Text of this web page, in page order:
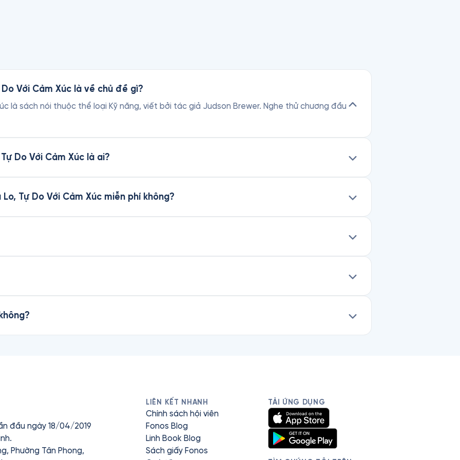
Với Cảm Xúc là về chủ đề gì?
là sách nói thuộc thể loại Kỹ năng, viết bởi tác giả Judson Brewer. Nghe thử chương đầu
Do Với Cảm Xúc là ai?
Tự Do Với Cảm Xúc miễn phí không?
đầu ngày 18/04/2019
Phường Tân Phong,
LIÊN KẾT NHANH
Chính sách hội viên
Fonos Blog
Linh Book Blog
Sách giấy Fonos
TẢI ỨNG DỤNG